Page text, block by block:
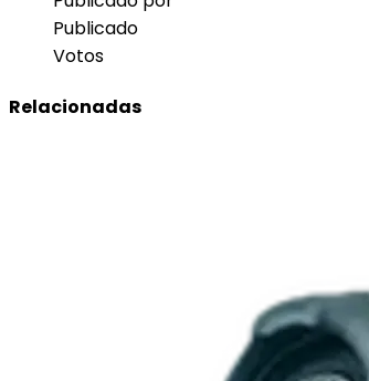
Publicado
Votos
Relacionadas